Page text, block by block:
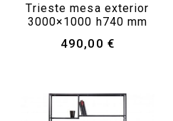
Trieste mesa exterior
3000×1000 h740 mm
490,00 €